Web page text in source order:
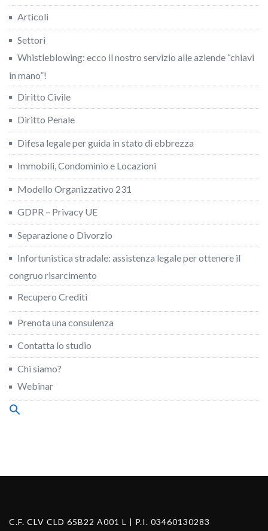
Articoli
Settori
Whistleblowing: ecco il nostro servizio alle aziende “chiavi
in mano”!
Diritto Civile
Diritto Penale
Difesa legale per guida in stato di ebbrezza
Immobili, Condominio e Locazioni
Modello Organizzativo 231
GDPR – Privacy UE
Separazione o Divorzio
Infortunistica stradale: assistenza legale per ottenere il
congruo risarcimento
Recupero Crediti
Prenota una consulenza
Contatta lo studio
Chi siamo?
Webinar
Search
C.F. CLV CLD 65B22 A001 L | P.I. 03460130283